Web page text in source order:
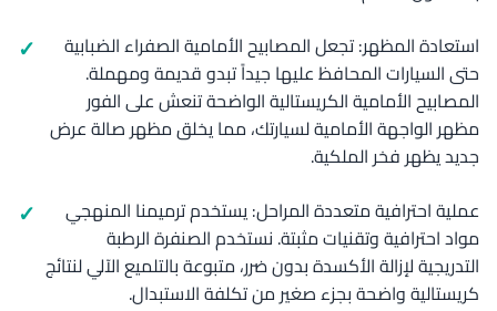
استعادة المظهر: تجعل المصابيح الأمامية الصفراء الضبابية
حتى السيارات المحافظ عليها جيداً تبدو قديمة ومهملة.
المصابيح الأمامية الكريستالية الواضحة تنعش على الفور
مظهر الواجهة الأمامية لسيارتك، مما يخلق مظهر صالة عرض
جديد يظهر فخر الملكية.
عملية احترافية متعددة المراحل: يستخدم ترميمنا المنهجي
مواد احترافية وتقنيات مثبتة. نستخدم الصنفرة الرطبة
التدريجية لإزالة الأكسدة بدون ضرر، متبوعة بالتلميع الآلي لنتائج
كريستالية واضحة بجزء صغير من تكلفة الاستبدال.